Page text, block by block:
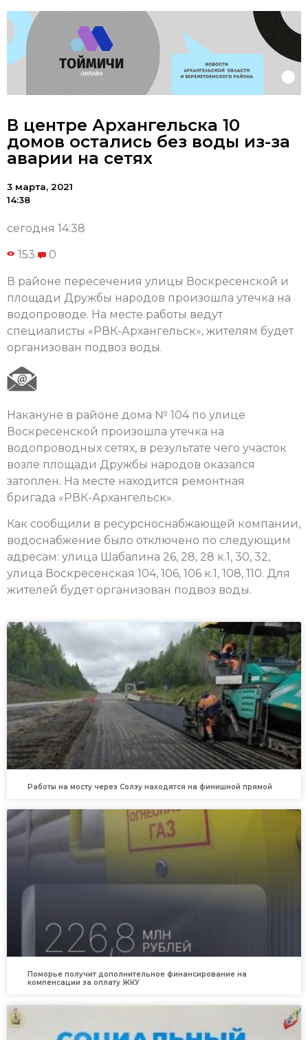
В центре Архангельска 10
домов остались без воды из-за
аварии на сетях
3 марта, 2021
14:38
сегодня 14:38
153 0
В районе пересечения улицы Воскресенской и
площади Дружбы народов произошла утечка на
водопроводе. На месте работы ведут
специалисты «РВК-Архангельск», жителям будет
организован подвоз воды.
Накануне в районе дома № 104 по улице
Воскресенской произошла утечка на
водопроводных сетях, в результате чего участок
возле площади Дружбы народов оказался
затоплен. На месте находится ремонтная
бригада «РВК-Архангельск».
Как сообщили в ресурсноснабжающей компании,
водоснабжение было отключено по следующим
адресам: улица Шабалина 26, 28, 28 к.1, 30, 32,
улица Воскресенская 104, 106, 106 к.1, 108, 110. Для
жителей будет организован подвоз воды.
Работы на мосту через Солзу находятся на финишной прямой
Поморье получит дополнительное финансирование на
компенсации за оплату ЖКУ